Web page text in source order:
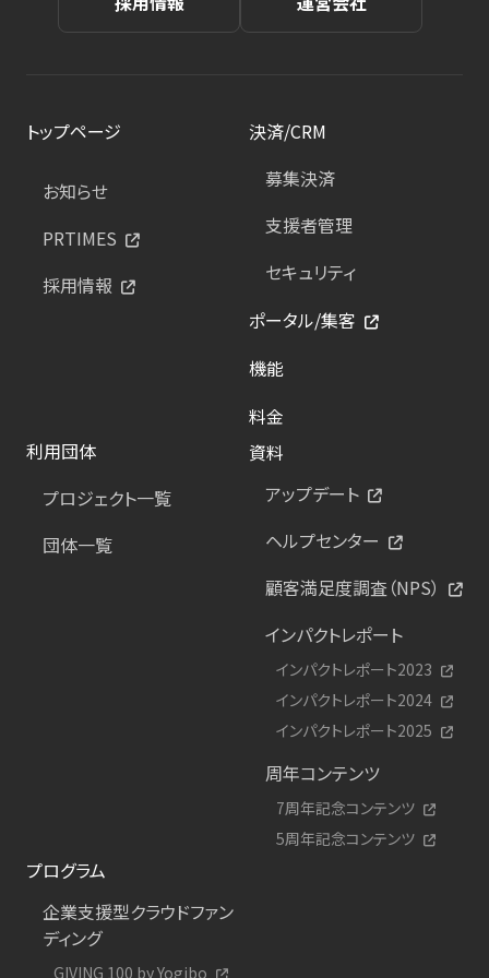
トップページ
お知らせ
PRTIMES
採用情報
決済/CRM
募集決済
支援者管理
セキュリティ
ポータル/集客
機能
料金
利用団体
プロジェクト一覧
団体一覧
資料
アップデート
ヘルプセンター
顧客満足度調査（NPS）
インパクトレポート
インパクトレポート2023
インパクトレポート2024
インパクトレポート2025
周年コンテンツ
7周年記念コンテンツ
5周年記念コンテンツ
プログラム
企業支援型クラウドファン
ディング
GIVING 100 by Yogibo